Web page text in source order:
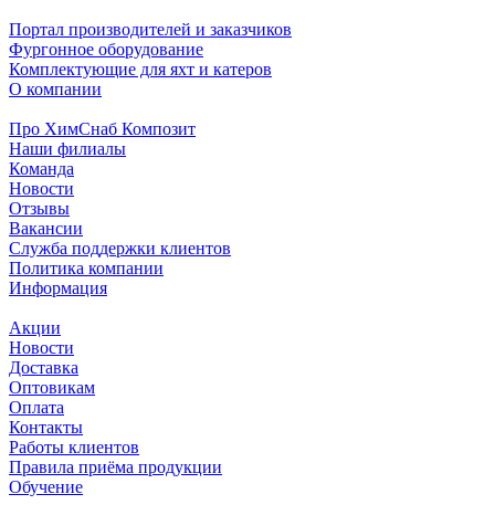
Портал производителей и заказчиков
Фургонное оборудование
Комплектующие для яхт и катеров
О компании
Про ХимСнаб Композит
Наши филиалы
Команда
Новости
Отзывы
Вакансии
Служба поддержки клиентов
Политика компании
Информация
Акции
Новости
Доставка
Оптовикам
Оплата
Контакты
Работы клиентов
Правила приёма продукции
Обучение